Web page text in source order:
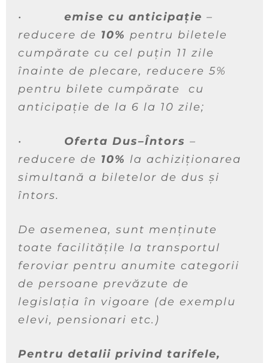
• emise cu anticipație –
reducere de 10% pentru biletele
cumpărate cu cel puțin 11 zile
înainte de plecare, reducere 5%
pentru bilete cumpărate cu
anticipație de la 6 la 10 zile;
• Oferta Dus–Întors –
reducere de 10% la achiziționarea
simultană a biletelor de dus și
întors.
De asemenea, sunt menținute
toate facilitățile la transportul
feroviar pentru anumite categorii
de persoane prevăzute de
legislația în vigoare (de exemplu
elevi, pensionari etc.)
Pentru detalii privind tarifele,